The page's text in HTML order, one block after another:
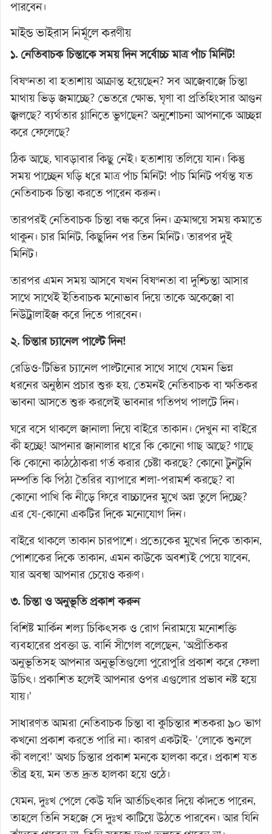
পারবেন।
মাইন্ড ভাইরাস নির্মূলে করণীয়
১. নেতিবাচক চিন্তাকে সময় দিন সর্বোচ্চ মাত্র পাঁচ মিনিট!
বিষণ্নতা বা হতাশায় আক্রান্ত হয়েছেন? সব আজেবাজে চিন্তা
মাথায় ভিড় জমাচ্ছে? ভেতরে ক্ষোভ, ঘৃণা বা প্রতিহিংসার আগুন
জ্বলছে? ব্যর্থতার গ্লানিতে ভুগছেন? অনুশোচনা আপনাকে আচ্ছন্ন
করে ফেলেছে?
ঠিক আছে, ঘাবড়াবার কিছু নেই। হতাশায় তলিয়ে যান। কিন্তু
সময় পাচ্ছেন ঘড়ি ধরে মাত্র পাঁচ মিনিট! পাঁচ মিনিট পর্যন্ত যত
নেতিবাচক চিন্তা করতে পারেন করুন।
তারপরই নেতিবাচক চিন্তা বন্ধ করে দিন। ক্রমান্বয়ে সময় কমাতে
থাকুন। চার মিনিট, কিছুদিন পর তিন মিনিট। তারপর দুই
মিনিট।
তারপর এমন সময় আসবে যখন বিষণ্নতা বা দুশ্চিন্তা আসার
সাথে সাথেই ইতিবাচক মনোভাব দিয়ে তাকে অকেজো বা
নিউট্রালাইজ করে দিতে পারবেন।
২. চিন্তার চ্যানেল পাল্টে দিন!
রেডিও-টিভির চ্যানেল পাল্টানোর সাথে সাথে যেমন ভিন্ন
ধরনের অনুষ্ঠান প্রচার শুরু হয়, তেমনই নেতিবাচক বা ক্ষতিকর
ভাবনা আসতে শুরু করলেই ভাবনার গতিপথ পালটে দিন।
ঘরে বসে থাকলে জানালা দিয়ে বাইরে তাকান। দেখুন না বাইরে
কী হচ্ছে! আপনার জানালার ধারে কি কোনো গাছ আছে? গাছে
কি কোনো কাঠঠোকরা গর্ত করার চেষ্টা করছে? কোনো টুনটুনি
দম্পতি কি পিঠা তৈরির ব্যাপারে শলা-পরামর্শ করছে? বা
কোনো পাখি কি নীড়ে ফিরে বাচ্চাদের মুখে অন্ন তুলে দিচ্ছে?
এর যে-কোনো একটির দিকে মনোযোগ দিন।
বাইরে থাকলে তাকান চারপাশে। প্রত্যেকের মুখের দিকে তাকান,
পোশাকের দিকে তাকান, এমন কাউকে অবশ্যই পেয়ে যাবেন,
যার অবস্থা আপনার চেয়েও করুণ।
৩. চিন্তা ও অনুভূতি প্রকাশ করুন
বিশিষ্ট মার্কিন শল্য চিকিৎসক ও রোগ নিরাময়ে মনোশক্তি
ব্যবহারের প্রবক্তা ড. বার্নি সীগেল বলেছেন, 'অপ্রীতিকর
অনুভূতিসহ আপনার অনুভূতিগুলো পুরোপুরি প্রকাশ করে ফেলা
উচিৎ। প্রকাশিত হলেই আপনার ওপর এগুলোর প্রভাব নষ্ট হয়ে
যায়।'
সাধারণত আমরা নেতিবাচক চিন্তা বা কুচিন্তার শতকরা ৯০ ভাগ
কখনো প্রকাশ করতে পারি না। কারণ একটাই- 'লোকে শুনলে
কী বলবে!' অথচ চিন্তার প্রকাশ মনকে হালকা করে। প্রকাশ যত
তীব্র হয়, মন তত দ্রুত হালকা হয়ে ওঠে।
যেমন, দুঃখ পেলে কেউ যদি আর্তচিৎকার দিয়ে কাঁদতে পারেন,
তাহলে তিনি সহজে সে দুঃখ কাটিয়ে উঠতে পারবেন। আর যিনি